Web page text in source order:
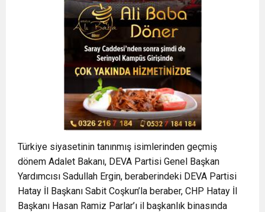
Türkiye siyasetinin tanınmış isimlerinden geçmiş
dönem Adalet Bakanı, DEVA Partisi Genel Başkan
Yardımcısı Sadullah Ergin, beraberindeki DEVA Partisi
Hatay İl Başkanı Sabit Coşkun’la beraber, CHP Hatay İl
Başkanı Hasan Ramiz Parlar’ı il başkanlık binasında